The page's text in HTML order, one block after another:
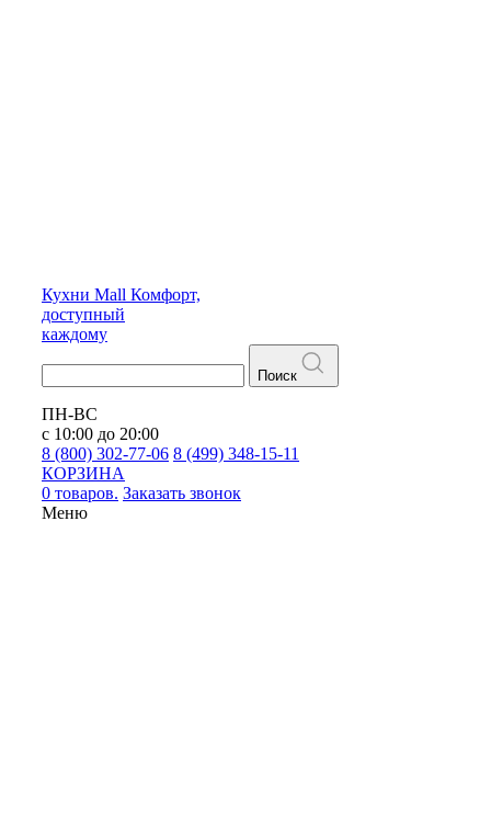
Кухни Mall Комфорт,
доступный
каждому
Поиск
ПН-ВС
с 10:00 до 20:00
8 (800) 302-77-06 8 (499) 348-15-11
КОРЗИНА
0 товаров. Заказать звонок
Меню